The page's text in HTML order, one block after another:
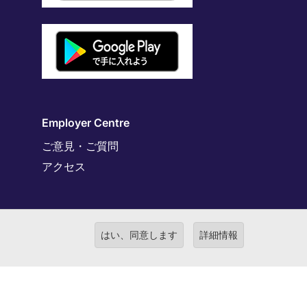
Employer Centre
ご意見・ご質問
アクセス
はい、同意します 詳細情報